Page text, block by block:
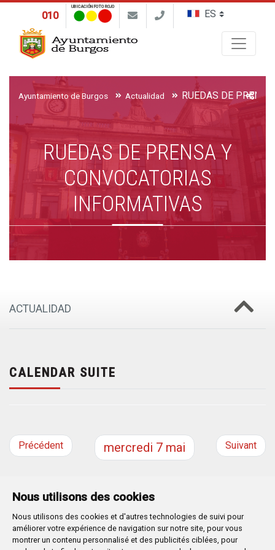
Nous utilisons des cookies
Nous utilisons des cookies et d'autres technologies de suivi pour
améliorer votre expérience de navigation sur notre site, pour vous
montrer un contenu personnalisé et des publicités ciblées, pour
010
UBICACIÓN FOTO ROJO
Ayuntamiento de Burgos Actualidad
RUEDAS DE PRENSA Y
CONVOCATORIAS
INFORMATIVAS
ACTUALIDAD
CALENDAR SUITE
Précédent mercredi 7 mai Suivant
Plaza Mayor 1- 09071BURGOS
947 288 800 CIF: P-0906100-C